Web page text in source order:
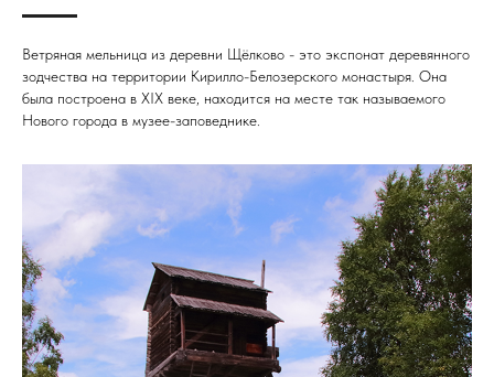
Ветряная мельница из деревни Щёлково - это экспонат деревянного
зодчества на территории Кирилло-Белозерского монастыря. Она
была построена в XIX веке, находится на месте так называемого
Нового города в музее-заповеднике.